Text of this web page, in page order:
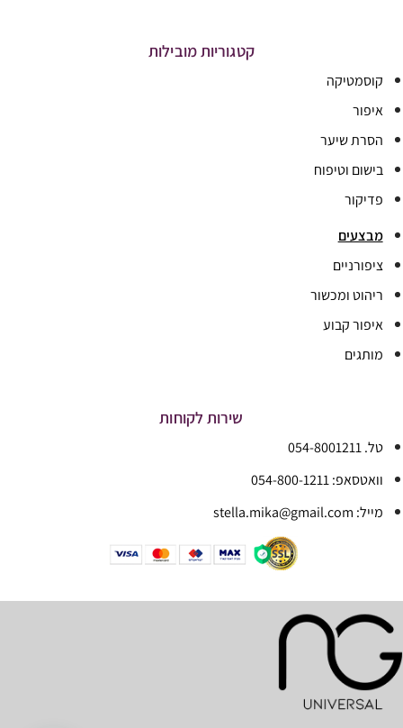
קטגוריות מובילות
קוסמטיקה
איפור
הסרת שיער
בישום וטיפוח
פדיקור
מבצעים
ציפורניים
ריהוט ומכשור
איפור קבוע
מותגים
שירות לקוחות
טל. 054-8001211
וואטסאפ: 054-800-1211
מייל: stella.mika@gmail.com